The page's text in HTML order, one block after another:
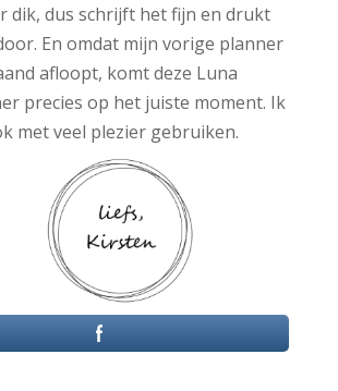
dik, dus schrijft het fijn en drukt
En omdat mijn vorige planner
afloopt, komt deze Luna
precies op het juiste moment. Ik
met veel plezier gebruiken.